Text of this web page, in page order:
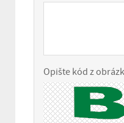
Opište kód z